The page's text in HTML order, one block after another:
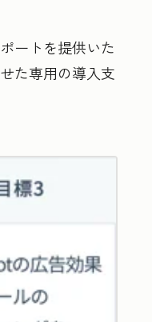
ートを提供いた
た専用の導入支